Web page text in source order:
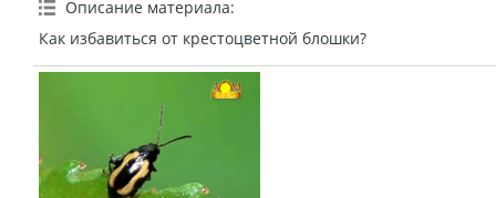
Описание материала:
Как избавиться от крестоцветной блошки?